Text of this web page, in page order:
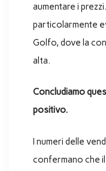
aumentare i
particolarmente
Golfo, dove la
alta.
Concludiamo
positivo.
I numeri delle
confermano che